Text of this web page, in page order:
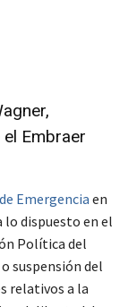
Embraer
Emergencia en
lo dispuesto en el
Política del
suspensión del
relativos a la